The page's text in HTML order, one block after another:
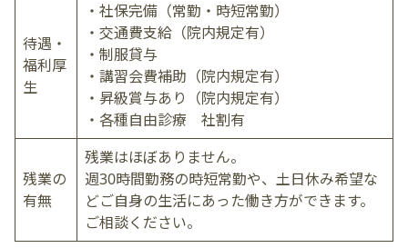
待遇・
福利厚
生
・社保完備（常勤・時短常勤）
・交通費支給（院内規定有）
・制服貸与
・講習会費補助（院内規定有）
・昇級賞与あり（院内規定有）
・各種自由診療 社割有
残業の
有無
残業はほぼありません。
週30時間勤務の時短常勤や、土日休み希望な
どご自身の生活にあった働き方ができます。
ご相談ください。